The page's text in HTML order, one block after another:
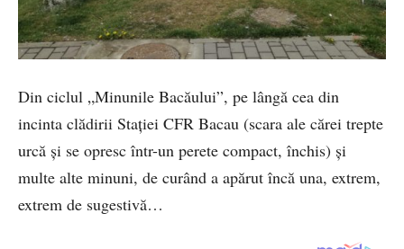
Din ciclul „Minunile Bacăului”, pe lângă cea din
incinta clădirii Stației CFR Bacau (scara ale cărei trepte
urcă și se opresc într-un perete compact, închis) și
multe alte minuni, de curând a apărut încă una, extrem,
extrem de sugestivă…